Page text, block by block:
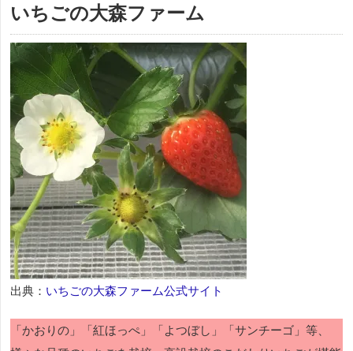
いちごの大森ファーム
出典： いちごの大森ファーム公式サイト
「かおりの」「紅ほっぺ」「よつぼし」「サンチーゴ」等、